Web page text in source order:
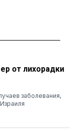
от лихорадки
заболевания,